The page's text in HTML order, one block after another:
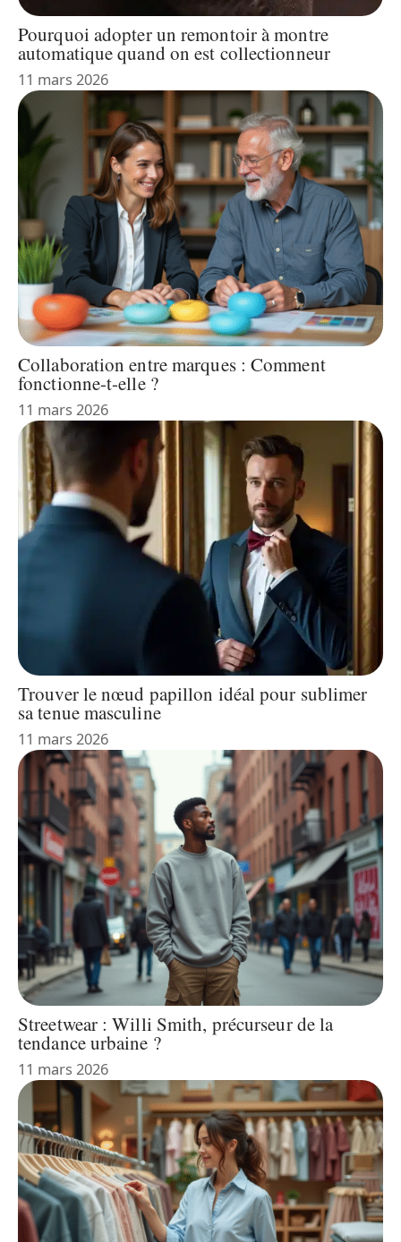
Pourquoi adopter un remontoir à montre
automatique quand on est collectionneur
11 mars 2026
Collaboration entre marques : Comment
fonctionne-t-elle ?
11 mars 2026
Trouver le nœud papillon idéal pour sublimer
sa tenue masculine
11 mars 2026
Streetwear : Willi Smith, précurseur de la
tendance urbaine ?
11 mars 2026